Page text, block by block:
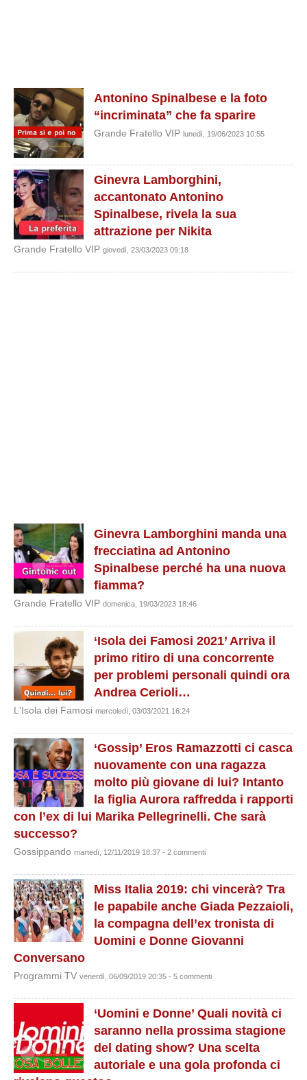
Antonino Spinalbese e la foto
“incriminata” che fa sparire
Grande Fratello VIP lunedì, 19/06/2023 10:55
Ginevra Lamborghini,
accantonato Antonino
Spinalbese, rivela la sua
attrazione per Nikita
Grande Fratello VIP giovedì, 23/03/2023 09:18
Ginevra Lamborghini manda una
frecciatina ad Antonino
Spinalbese perché ha una nuova
fiamma?
Grande Fratello VIP domenica, 19/03/2023 18:46
‘Isola dei Famosi 2021’ Arriva il
primo ritiro di una concorrente
per problemi personali quindi ora
Andrea Cerioli…
L'Isola dei Famosi mercoledì, 03/03/2021 16:24
‘Gossip’ Eros Ramazzotti ci casca
nuovamente con una ragazza
molto più giovane di lui? Intanto
la figlia Aurora raffredda i rapporti
con l’ex di lui Marika Pellegrinelli. Che sarà
successo?
Gossippando martedì, 12/11/2019 18:37 - 2 commenti
Miss Italia 2019: chi vincerà? Tra
le papabile anche Giada Pezzaioli,
la compagna dell’ex tronista di
Uomini e Donne Giovanni
Conversano
Programmi TV venerdì, 06/09/2019 20:35 - 5 commenti
‘Uomini e Donne’ Quali novità ci
saranno nella prossima stagione
del dating show? Una scelta
autoriale e una gola profonda ci